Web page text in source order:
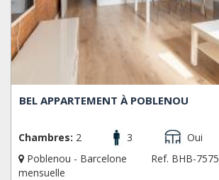
BEL APPARTEMENT À POBLENOU
Chambres: 2 3 Oui
Poblenou - Barcelone
Ref. BHB-7575
mensuelle